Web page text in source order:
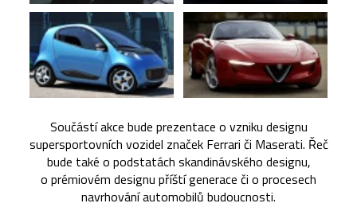
Součástí akce bude prezentace o vzniku designu
supersportovních vozidel značek Ferrari či Maserati. Řeč
bude také o podstatách skandinávského designu,
o prémiovém designu příští generace či o procesech
navrhování automobilů budoucnosti.